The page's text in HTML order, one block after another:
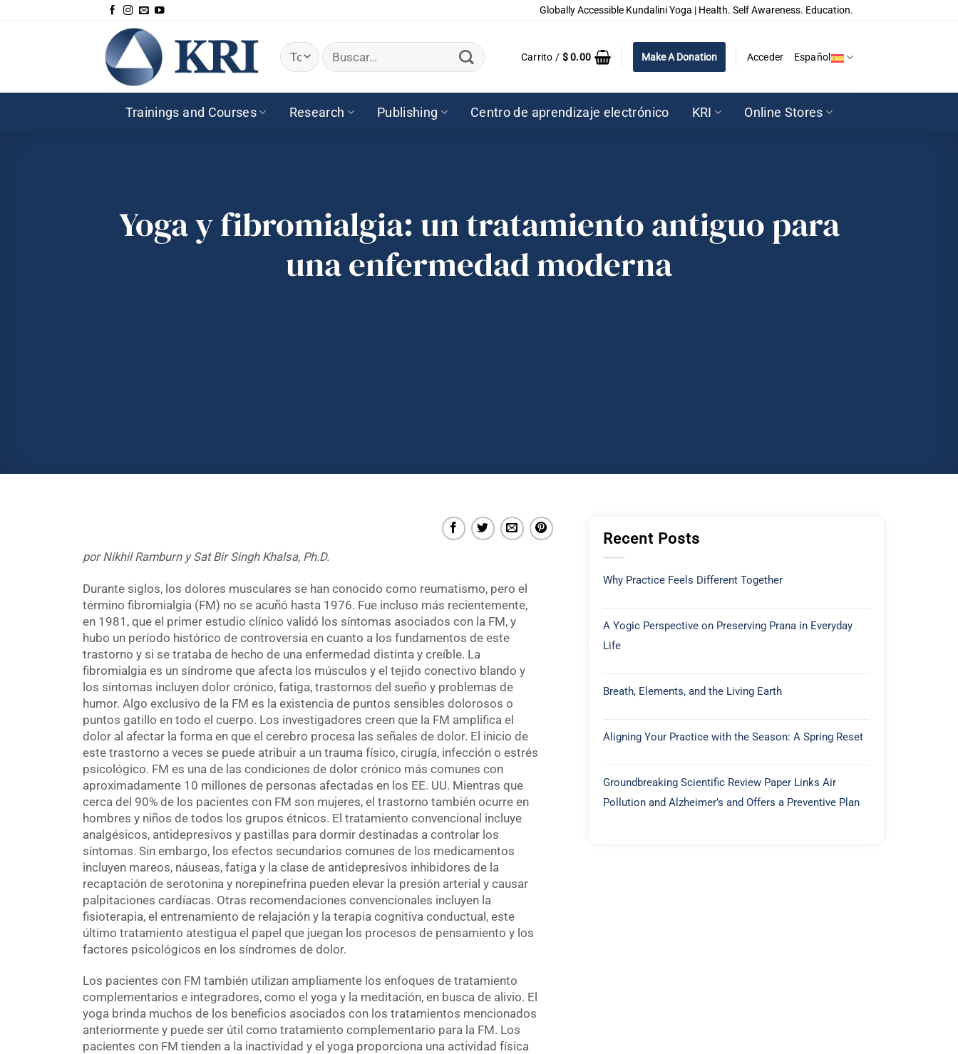
Globally Accessible Kundalini Yoga | Health. Self Awareness. Education.
Buscar
por:
Carrito / $0.00 Make A Donation Acceder Español
Trainings and Courses Research Publishing Centro de aprendizaje electrónico KRI Online Stores
Yoga y fibromialgia: un tratamiento antiguo para
una enfermedad moderna
por Nikhil Ramburn y Sat Bir Singh Khalsa, Ph.D.
Durante siglos, los dolores musculares se han conocido como reumatismo, pero el
término fibromialgia (FM) no se acuñó hasta 1976. Fue incluso más recientemente,
en 1981, que el primer estudio clínico validó los síntomas asociados con la FM, y
hubo un período histórico de controversia en cuanto a los fundamentos de este
trastorno y si se trataba de hecho de una enfermedad distinta y creíble. La
fibromialgia es un síndrome que afecta los músculos y el tejido conectivo blando y
los síntomas incluyen dolor crónico, fatiga, trastornos del sueño y problemas de
humor. Algo exclusivo de la FM es la existencia de puntos sensibles dolorosos o
puntos gatillo en todo el cuerpo. Los investigadores creen que la FM amplifica el
dolor al afectar la forma en que el cerebro procesa las señales de dolor. El inicio de
este trastorno a veces se puede atribuir a un trauma físico, cirugía, infección o estrés
psicológico. FM es una de las condiciones de dolor crónico más comunes con
aproximadamente 10 millones de personas afectadas en los EE. UU. Mientras que
cerca del 90% de los pacientes con FM son mujeres, el trastorno también ocurre en
hombres y niños de todos los grupos étnicos. El tratamiento convencional incluye
analgésicos, antidepresivos y pastillas para dormir destinadas a controlar los
síntomas. Sin embargo, los efectos secundarios comunes de los medicamentos
incluyen mareos, náuseas, fatiga y la clase de antidepresivos inhibidores de la
recaptación de serotonina y norepinefrina pueden elevar la presión arterial y causar
palpitaciones cardíacas. Otras recomendaciones convencionales incluyen la
fisioterapia, el entrenamiento de relajación y la terapia cognitiva conductual, este
último tratamiento atestigua el papel que juegan los procesos de pensamiento y los
factores psicológicos en los síndromes de dolor.
Los pacientes con FM también utilizan ampliamente los enfoques de tratamiento
complementarios e integradores, como el yoga y la meditación, en busca de alivio. El
yoga brinda muchos de los beneficios asociados con los tratamientos mencionados
anteriormente y puede ser útil como tratamiento complementario para la FM. Los
pacientes con FM tienden a la inactividad y el yoga proporciona una actividad física
Recent Posts
Why Practice Feels Different Together
A Yogic Perspective on Preserving Prana in Everyday
Life
Breath, Elements, and the Living Earth
Aligning Your Practice with the Season: A Spring Reset
Groundbreaking Scientific Review Paper Links Air
Pollution and Alzheimer’s and Offers a Preventive Plan